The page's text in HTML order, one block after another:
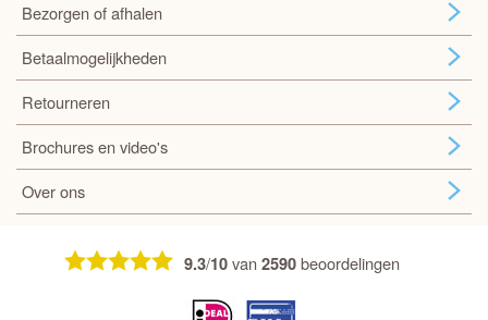
Bezorgen of afhalen
Betaalmogelijkheden
Retourneren
Brochures en video's
Over ons
9.3/10van2590beoordelingen